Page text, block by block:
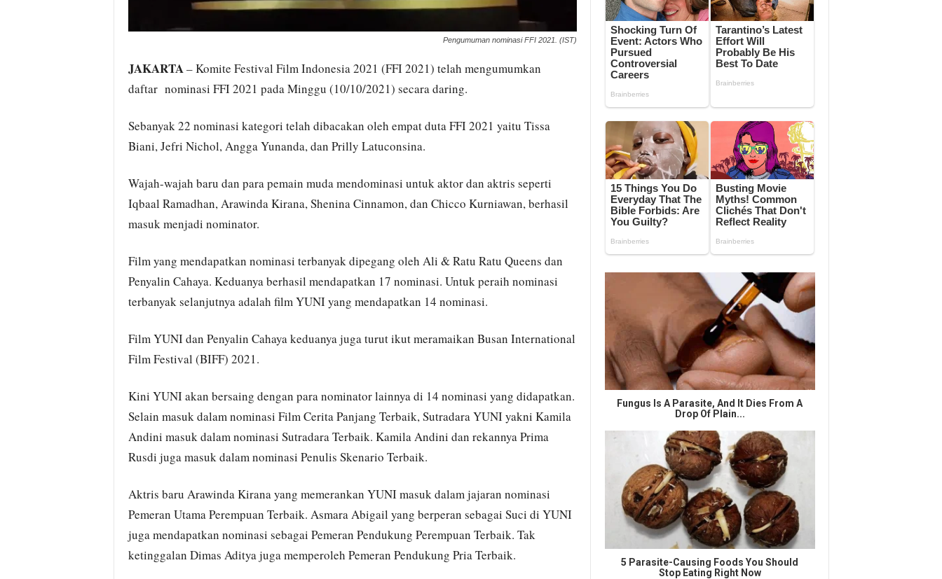
Pengumuman nominasi FFI 2021. (IST)
JAKARTA– Komite Festival Film Indonesia 2021 (FFI 2021) telah mengumumkan
daftar nominasi FFI 2021 pada Minggu (10/10/2021) secara daring.
Sebanyak 22 nominasi kategori telah dibacakan oleh empat duta FFI 2021 yaitu Tissa
Biani, Jefri Nichol, Angga Yunanda, dan Prilly Latuconsina.
Wajah-wajah baru dan para pemain muda mendominasi untuk aktor dan aktris seperti
Iqbaal Ramadhan, Arawinda Kirana, Shenina Cinnamon, dan Chicco Kurniawan, berhasil
masuk menjadi nominator.
Film yang mendapatkan nominasi terbanyak dipegang oleh Ali & Ratu Ratu Queens dan
Penyalin Cahaya. Keduanya berhasil mendapatkan 17 nominasi. Untuk peraih nominasi
terbanyak selanjutnya adalah film YUNI yang mendapatkan 14 nominasi.
Film YUNI dan Penyalin Cahaya keduanya juga turut ikut meramaikan Busan International
Film Festival (BIFF) 2021.
Kini YUNI akan bersaing dengan para nominator lainnya di 14 nominasi yang didapatkan.
Selain masuk dalam nominasi Film Cerita Panjang Terbaik, Sutradara YUNI yakni Kamila
Andini masuk dalam nominasi Sutradara Terbaik. Kamila Andini dan rekannya Prima
Rusdi juga masuk dalam nominasi Penulis Skenario Terbaik.
Aktris baru Arawinda Kirana yang memerankan YUNI masuk dalam jajaran nominasi
Pemeran Utama Perempuan Terbaik. Asmara Abigail yang berperan sebagai Suci di YUNI
juga mendapatkan nominasi sebagai Pemeran Pendukung Perempuan Terbaik. Tak
ketinggalan Dimas Aditya juga memperoleh Pemeran Pendukung Pria Terbaik.
Fungus Is A Parasite, And It Dies From A
Drop Of Plain...
5 Parasite-Causing Foods You Should
Stop Eating Right Now